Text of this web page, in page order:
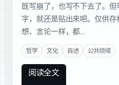
既写崩了，也写不下去了。
字，就还是贴出来吧。仅供
想、言论一样，都…
哲学 文化 自述 公共领域
阅读全文